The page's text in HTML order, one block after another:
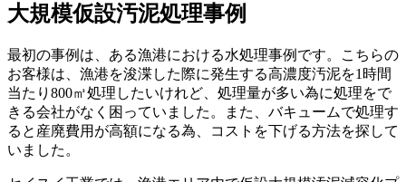
大規模仮設汚泥処理事例
最初の事例は、ある漁港における水処理事例です。こちらの
お客様は、漁港を浚渫した際に発生する高濃度汚泥を1時間
当たり800㎥処理したいけれど、処理量が多い為に処理をで
きる会社がなく困っていました。また、バキュームで処理す
ると産廃費用が高額になる為、コストを下げる方法を探して
いました。